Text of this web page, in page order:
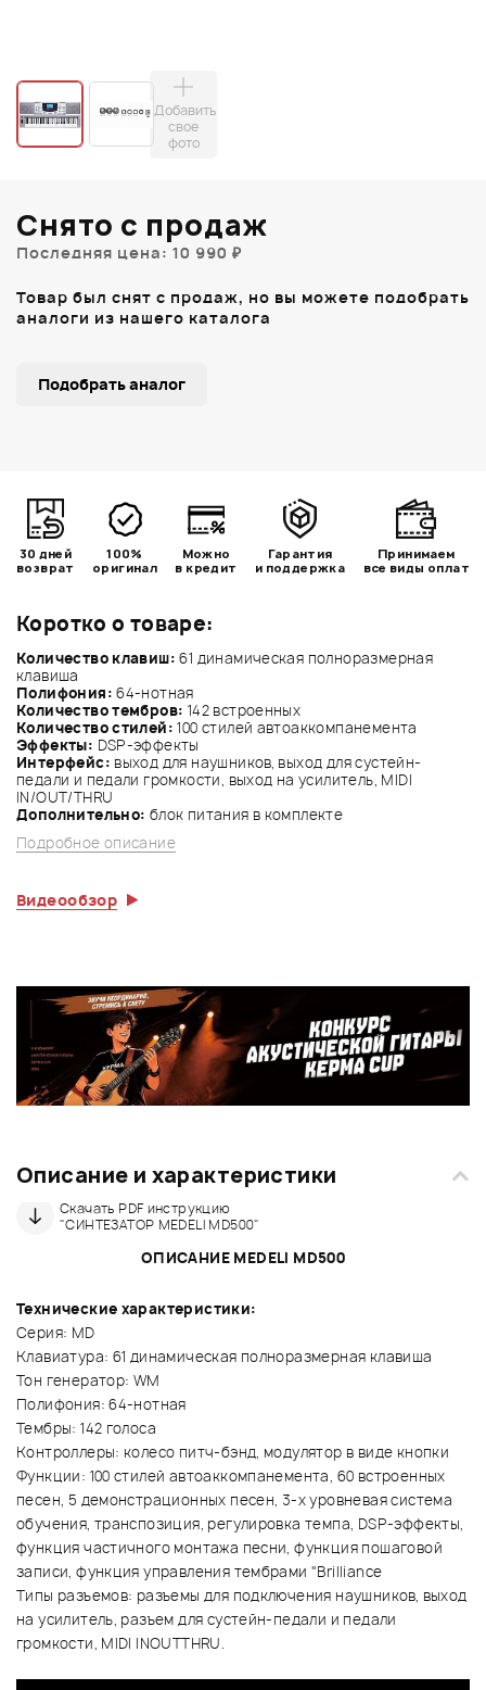
Добавить
свое
фото
Коротко о товаре:
Количество клавиш: 61 динамическая полноразмерная
клавиша
Полифония: 64-нотная
Количество тембров: 142 встроенных
Количество стилей:100 стилей автоаккомпанемента
Эффекты: DSP-эффекты
Интерфейс: выход для наушников, выход для сустейн-
педали и педали громкости, выход на усилитель, MIDI
IN/OUT/THRU
Дополнительно: блок питания в комплекте
Подробное описание
Видеообзор
Снято с продаж
Последняя цена: 10 990 ₽
Товар был снят с продаж, но вы можете подобрать
аналоги из нашего каталога
Подобрать аналог
30 дней
возврат
100%
оригинал
Можно
в кредит
Гарантия
и поддержка
Принимаем
все виды оплат
Описание и характеристики
Скачать PDF инструкцию
"СИНТЕЗАТОР MEDELI MD500"
ОПИСАНИЕ MEDELI MD500
Технические характеристики:
Серия: MD
Клавиатура: 61 динамическая полноразмерная клавиша
Тон генератор: WM
Полифония: 64-нотная
Тембры: 142 голоса
Контроллеры: колесо питч-бэнд, модулятор в виде кнопки
Функции: 100 стилей автоаккомпанемента, 60 встроенных
песен, 5 демонстрационных песен, 3-х уровневая система
обучения, транспозиция, регулировка темпа, DSP-эффекты,
функция частичного монтажа песни, функция пошаговой
записи, функция управления тембрами "Brilliance
Типы разъемов: разъемы для подключения наушников, выход
на усилитель, разъем для сустейн-педали и педали
громкости, MIDI INOUTTHRU.